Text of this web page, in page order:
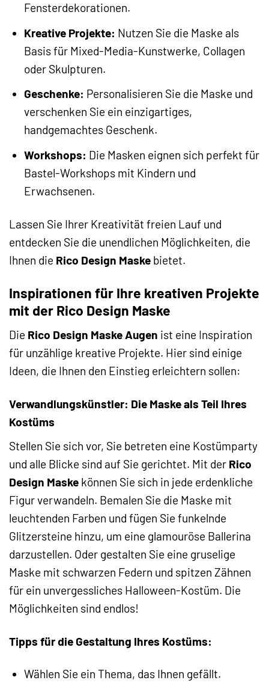
Fensterdekorationen.
Kreative Projekte: Nutzen Sie die Maske als
Basis für Mixed-Media-Kunstwerke, Collagen
oder Skulpturen.
Geschenke: Personalisieren Sie die Maske und
verschenken Sie ein einzigartiges,
handgemachtes Geschenk.
Workshops: Die Masken eignen sich perfekt für
Bastel-Workshops mit Kindern und
Erwachsenen.
Lassen Sie Ihrer Kreativität freien Lauf und
entdecken Sie die unendlichen Möglichkeiten, die
Ihnen die Rico Design Maske bietet.
Inspirationen für Ihre kreativen Projekte
mit der Rico Design Maske
Die Rico Design Maske Augen ist eine Inspiration
für unzählige kreative Projekte. Hier sind einige
Ideen, die Ihnen den Einstieg erleichtern sollen:
Verwandlungskünstler: Die Maske als Teil Ihres
Kostüms
Stellen Sie sich vor, Sie betreten eine Kostümparty
und alle Blicke sind auf Sie gerichtet. Mit der Rico
Design Maske können Sie sich in jede erdenkliche
Figur verwandeln. Bemalen Sie die Maske mit
leuchtenden Farben und fügen Sie funkelnde
Glitzersteine hinzu, um eine glamouröse Ballerina
darzustellen. Oder gestalten Sie eine gruselige
Maske mit schwarzen Federn und spitzen Zähnen
für ein unvergessliches Halloween-Kostüm. Die
Möglichkeiten sind endlos!
Tipps für die Gestaltung Ihres Kostüms:
Wählen Sie ein Thema, das Ihnen gefällt.